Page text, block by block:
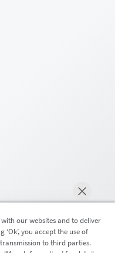
our websites and to deliver
you accept the use of
to third parties.